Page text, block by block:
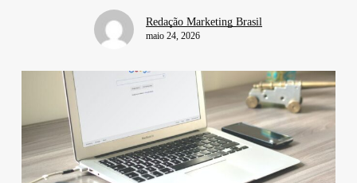
Redação Marketing Brasil
maio 24, 2026